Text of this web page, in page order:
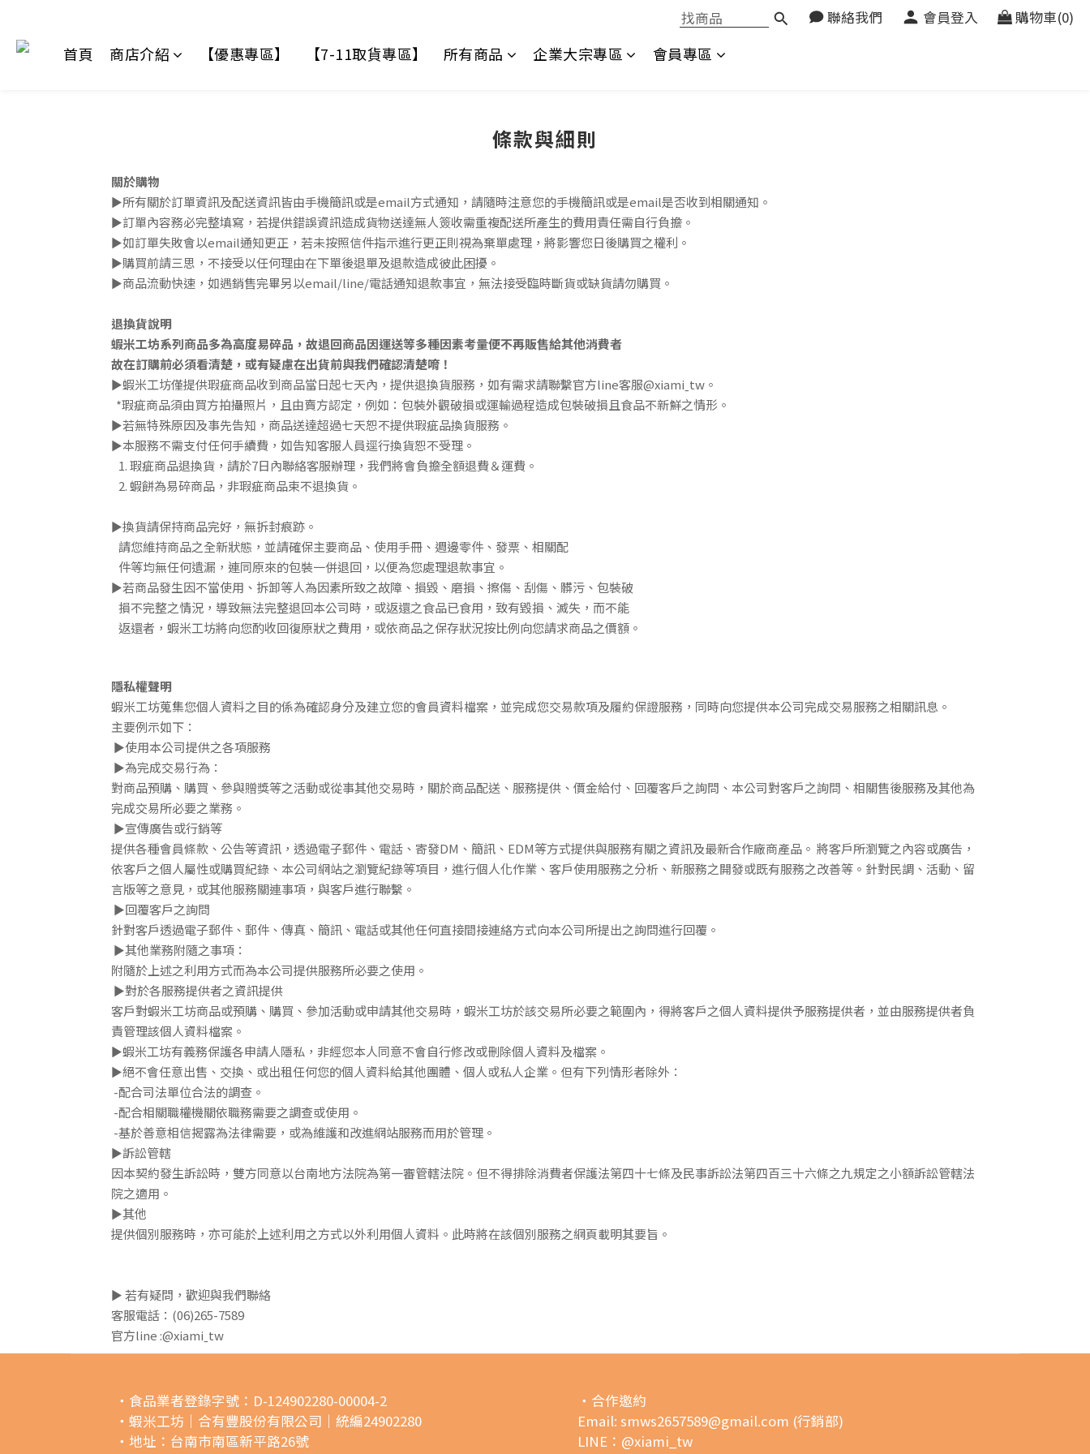
聯絡我們 會員登入 購物車(0)
首頁 商店介紹 【優惠專區】 【7-11取貨專區】 所有商品 企業大宗專區 會員專區
條款與細則
關於購物
►所有關於訂單資訊及配送資訊皆由手機簡訊或是email方式通知，請隨時注意您的手機簡訊或是email是否收到相關通知。
►訂單內容務必完整填寫，若提供錯誤資訊造成貨物送達無人簽收需重複配送所產生的費用責任需自行負擔。
►如訂單失敗會以email通知更正，若未按照信件指示進行更正則視為棄單處理，將影響您日後購買之權利。
►購買前請三思， 不接受以任何理由在下單後退單及退款造成彼此困擾 。
►商品流動快速，如遇銷售完畢另以email/line/電話通知退款事宜，無法接受臨時斷貨或缺貨請勿購買。
退換貨說明
蝦米工坊系列商品多為高度易碎品，故退回商品因運送等多種因素考量便不再販售給其他消費者
故在訂購前必須看清楚，或有疑慮在出貨前與我們確認清楚唷！
►蝦米工坊僅提供瑕疵商品收到商品當日起七天內，提供退換貨服務， 如有需求請聯繫官方line客服@xiamiˍtw 。
*瑕疵商品須由買方拍攝照片，且由賣方認定，例如：包裝外觀破損或運輸過程造成包裝破損且食品不新鮮之情形 。
►若無特殊原因及事先告知，商品送達超過七天恕不提供瑕疵品換貨服務。
►本服務不需支付任何手續費，如告知客服人員逕行換貨恕不受理。
1. 瑕疵商品退換貨，請於7日內聯絡客服辦理，我們將會負擔全額退費＆運費。
2. 蝦餅為易碎商品， 非瑕疵商品束不退換貨。
►換貨請保持商品完好，無拆封痕跡。
請您維持商品之全新狀態，並請確保主要商品、使用手冊、週邊零件、發票、相關配
件等均無任何遺漏，連同原來的包裝一併退回，以便為您處理退款事宜。
►若商品發生因不當使用、拆卸等人為因素所致之故障、損毀、磨損、擦傷、刮傷、髒污、包裝破
損不完整之情況，導致無法完整退回本公司時，或返還之食品已食用，致有毀損、滅失，而不能
返還者，蝦米工坊將向您酌收回復原狀之費用，或依商品之保存狀況按比例向您請求商品之價額。
隱私權聲明
蝦米工坊蒐集您個人資料之目的係為確認身分及建立您的會員資料檔案，並完成您交易款項及履約保證服務，同時向您提供本公司完成交易服務之相關訊息。
主要例示如下：
►使用本公司提供之各項服務
►為完成交易行為：
對商品預購、購買、參與贈獎等之活動或從事其他交易時，關於商品配送、服務提供、價金給付、回覆客戶之詢問、本公司對客戶之詢問、相關售後服務及其他為
完成交易所必要之業務 。
►宣傳廣告或行銷等
提供各種會員條款、公告等資訊，透過電子郵件、電話、寄發DM、簡訊、EDM等方式提供與服務有關之資訊及最新合作廠商產品。 將客戶所瀏覽之內容或廣告，
依客戶之個人屬性或購買紀錄、本公司網站之瀏覽紀錄等項目，進行個人化作業、客戶使用服務之分析、新服務之開發或既有服務之改善等。針對民調、活動、留
言版等之意見，或其他服務關連事項，與客戶進行聯繫 。
►回覆客戶之詢問
針對客戶透過電子郵件、郵件、傳真、簡訊、電話或其他任何直接間接連絡方式向本公司所提出之詢問進行回覆 。
►其他業務附隨之事項：
附隨於上述之利用方式而為本公司提供服務所必要之使用 。
►對於各服務提供者之資訊提供
客戶對蝦米工坊商品或預購、購買、參加活動或申請其他交易時，蝦米工坊於該交易所必要之範圍內，得將客戶之個人資料提供予服務提供者，並由服務提供者負
責管理該個人資料檔案 。
►蝦米工坊有義務保護各申請人隱私，非經您本人同意不會自行修改或刪除個人資料及檔案。
►絕不會任意出售、交換、或出租任何您的個人資料給其他團體、個人或私人企業。但有下列情形者除外：
-配合司法單位合法的調查。
-配合相關職權機關依職務需要之調查或使用。
-基於善意相信揭露為法律需要，或為維護和改進網站服務而用於管理 。
►訴訟管轄
因本契約發生訴訟時，雙方同意以台南地方法院為第一審管轄法院。但不得排除消費者保護法第四十七條及民事訴訟法第四百三十六條之九規定之小額訴訟管轄法
院之適用。
►其他
提供個別服務時，亦可能於上述利用之方式以外利用個人資料。此時將在該個別服務之網頁載明其要旨。
► 若有疑問，歡迎與我們聯絡
客服電話：(06)265-7589
官方line :@xiamiˍtw
・食品業者登錄字號：D-124902280-00004-2
・蝦米工坊｜合有豐股份有限公司｜統編24902280
・地址：台南市南區新平路26號
・合作邀約
Email: smws2657589@gmail.com (行銷部)
LINE：@xiami_tw